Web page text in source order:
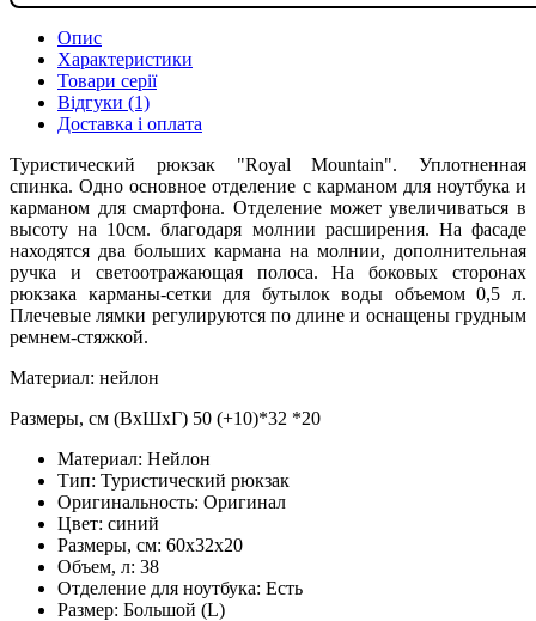
Опис
Характеристики
Товари серії
Відгуки (1)
Доставка і оплата
Туристический рюкзак "Royal Mountain". Уплотненная
спинка. Одно основное отделение с карманом для ноутбука и
карманом для смартфона. Отделение может увеличиваться в
высоту на 10см. благодаря молнии расширения. На фасаде
находятся два больших кармана на молнии, дополнительная
ручка и светоотражающая полоса. На боковых сторонах
рюкзака карманы-сетки для бутылок воды объемом 0,5 л.
Плечевые лямки регулируются по длине и оснащены грудным
ремнем-стяжкой.
Материал: нейлон
Размеры, см (ВхШхГ) 50 (+10)*32 *20
Материал: Нейлон
Тип: Туристический рюкзак
Оригинальность: Оригинал
Цвет: синий
Размеры, см: 60х32х20
Объем, л: 38
Отделение для ноутбука: Есть
Размер: Большой (L)